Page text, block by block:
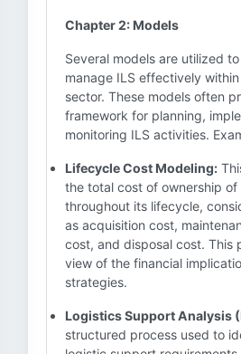
Chapter 2: Models
Several models are utilized
manage ILS effectively
sector. These models often
framework for planning,
monitoring ILS activities.
Lifecycle Cost Modeling:
the total cost of ownership of
throughout its lifecycle,
as acquisition cost,
cost, and disposal cost. This
view of the financial
strategies.
Logistics Support Analysis
structured process used to